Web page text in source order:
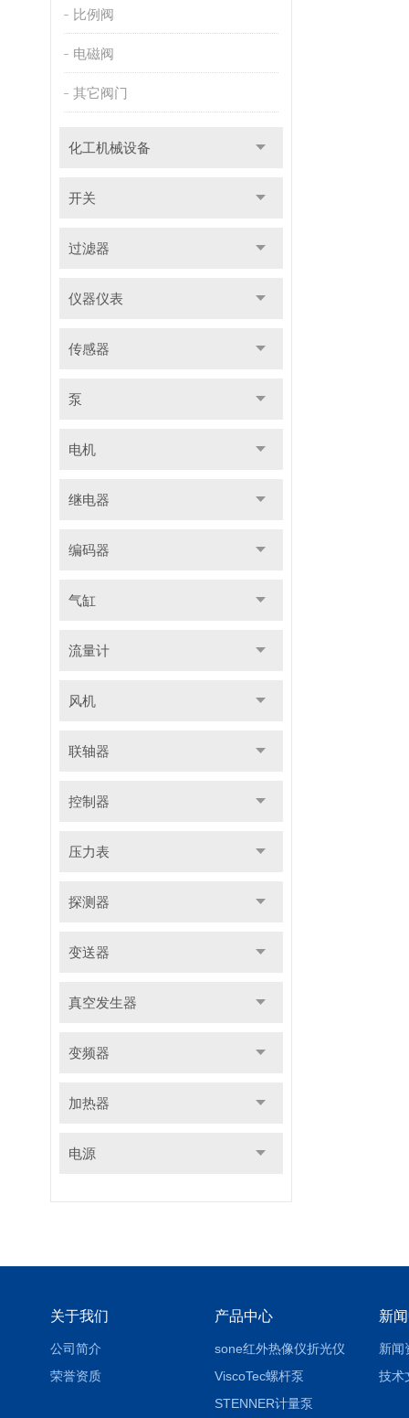
比例阀
电磁阀
其它阀门
化工机械设备
开关
过滤器
仪器仪表
传感器
泵
电机
继电器
编码器
气缸
流量计
风机
联轴器
控制器
压力表
探测器
变送器
真空发生器
变频器
加热器
电源
关于我们
公司简介
荣誉资质
产品中心
sone红外热像仪折光仪
ViscoTec螺杆泵
STENNER计量泵
新
新闻
技术